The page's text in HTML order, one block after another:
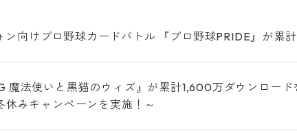
ン向けプロ野球カードバトル 『プロ野球PRIDE』が累
魔法使いと黒猫のウィズ』が累計1,600万ダウンロー
休みキャンペーンを実施！～